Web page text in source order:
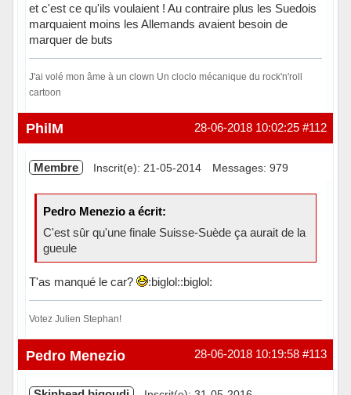
et c'est ce qu'ils voulaient ! Au contraire plus les Suedois
marquaient moins les Allemands avaient besoin de
marquer de buts
J'ai volé mon âme à un clown Un cloclo mécanique du rock'n'roll
cartoon
Hors ligne #112
28-06-2018 10:02:25
PhilM
Membre Inscrit(e): 21-05-2014 Messages: 979
Pedro Menezio a écrit:
C'est sûr qu'une finale Suisse-Suède ça aurait de la
gueule
T'as manqué le car? :biglol::biglol:
Votez Julien Stephan!
Hors ligne #113
28-06-2018 10:19:58
Pedro Menezio